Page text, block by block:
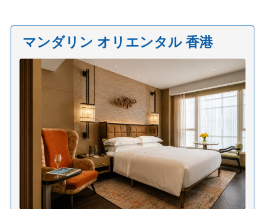
マンダリン オリエンタル 香港